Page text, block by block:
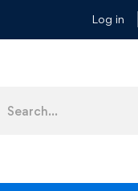
Log in